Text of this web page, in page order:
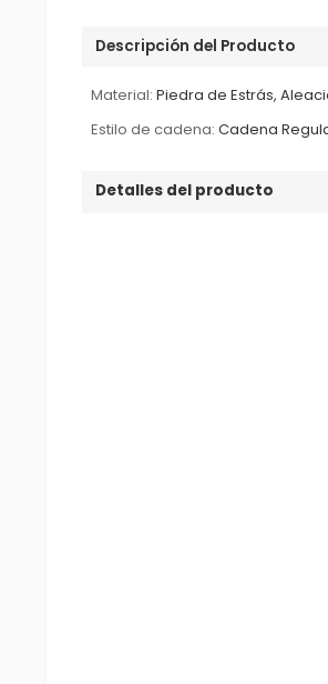
Descripción del Producto
Material: Piedra de Estrás,
Estilo de cadena: Cadena
Detalles del producto